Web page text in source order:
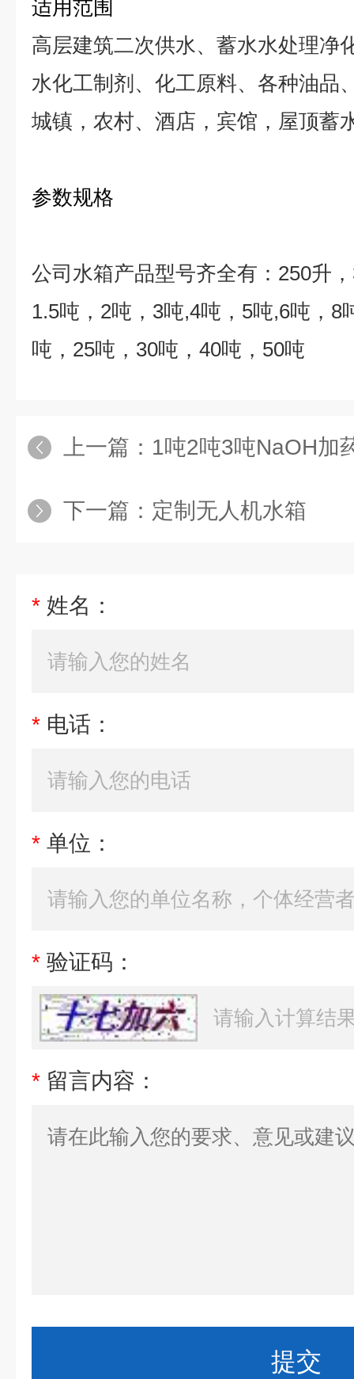
适用范围
高层建筑二次供水、蓄水水处理净
水化工制剂、化工原料、各种油品
城镇，农村、酒店，宾馆，屋顶蓄
参数规格
公司水箱产品型号齐全有： 250升，
1.5吨， 2吨， 3吨,4吨， 5吨,6吨， 8
吨， 25吨， 30吨， 40吨， 50吨
上一篇： 1吨2吨3吨NaOH加药桶,NaOH加药
下一篇： 定制无人机水箱
* 姓名：
* 电话：
* 单位：
* 验证码：
* 留言内容：